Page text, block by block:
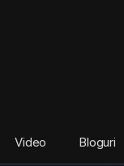
Video Bloguri